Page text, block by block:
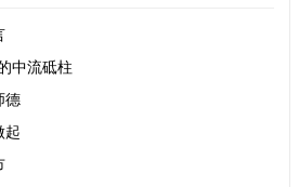
中流砥柱
德
起